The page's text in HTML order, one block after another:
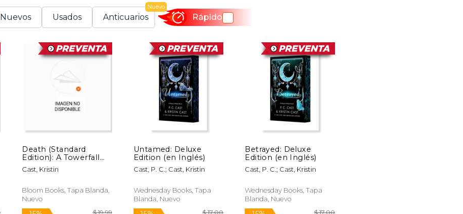
Nuevos Usados Anticuarios
Nuevo
Rápido
Death (Standard
Edition): A Towerfall
Novel (en Inglés)
Cast, Kristin
Bloom Books, Tapa Blanda,
Nuevo
Untamed: Deluxe
Edition (en Inglés)
Cast, P. C.; Cast, Kristin
Wednesday Books, Tapa
Blanda, Nuevo
Betrayed: Deluxe
Edition (en Inglés)
Cast, P. C.; Cast, Kristin
Wednesday Books, Tapa
Blanda, Nuevo